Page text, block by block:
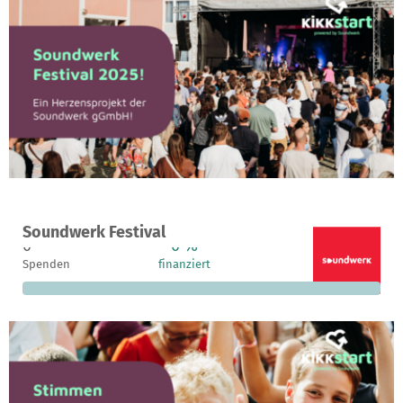
Soundwerk Festival
Ein Projekt in Bad Saulgau, Deutschland
0
Spenden
0 %
finanziert fehlen noch